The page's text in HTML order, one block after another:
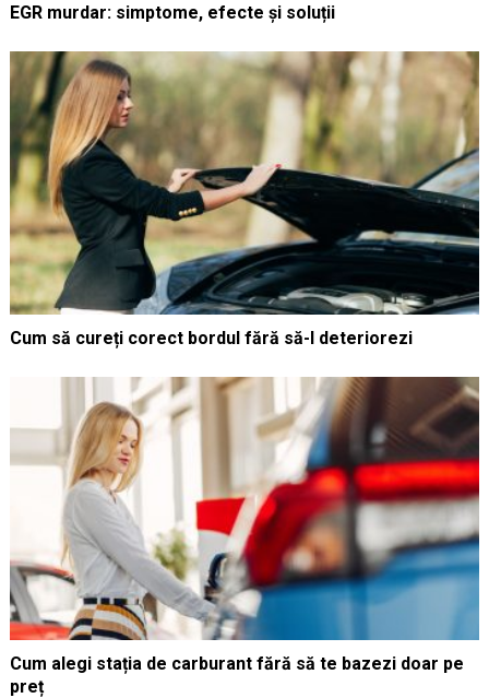
EGR murdar: simptome, efecte și soluții
Cum să cureți corect bordul fără să-l deteriorezi
Cum alegi stația de carburant fără să te bazezi doar pe
preț